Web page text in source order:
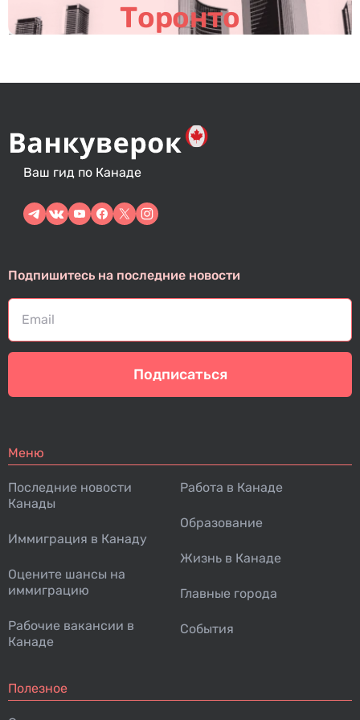
Торонто
Ваш гид по Канаде
Подпишитесь на последние новости
Подписаться
Меню
Последние новости
Канады
Иммиграция в Канаду
Оцените шансы на
иммиграцию
Рабочие вакансии в
Канаде
Работа в Канаде
Образование
Жизнь в Канаде
Главные города
События
Полезное